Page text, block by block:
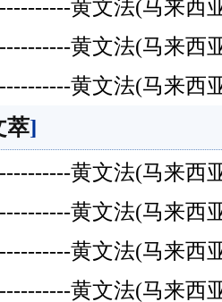
黄文法(马来西
黄文法(马来西
黄文法(马来西
萃]
黄文法(马来西
黄文法(马来西
黄文法(马来西
黄文法(马来西